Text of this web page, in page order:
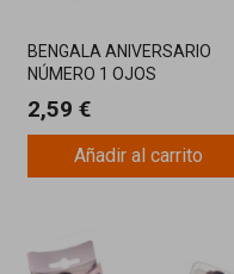
BENGALA ANIVERSARIO
NÚMERO 1 OJOS
2,59 €
Añadir al carrito